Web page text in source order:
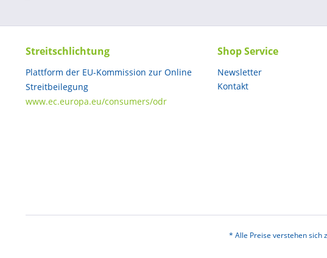
Streitschlichtung
Plattform der EU-Kommission zur Online
Streitbeilegung
www.ec.europa.eu/consumers/odr
Shop Service
Newsletter
Kontakt
* Alle Preise verstehen sich